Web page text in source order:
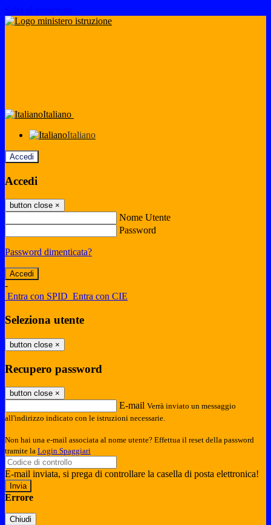
Italiano
Italiano
Accedi
Accedi
button close ×
Nome Utente
Password
Password dimenticata?
-
Entra con SPID Entra con CIE
Seleziona utente
button close ×
Recupero password
button close ×
E-mail Verrà inviato un messaggio
all'indirizzo indicato con le istruzioni necessarie.
Non hai una e-mail associata al nome utente? Effettua il reset della password
tramite la Login Spaggiari
E-mail inviata, si prega di controllare la casella di posta elettronica!
Errore
Chiudi